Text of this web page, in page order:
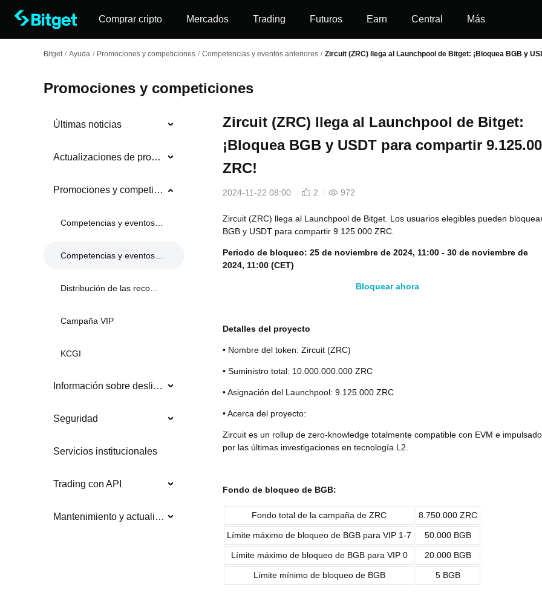
Comprar cripto Mercados Trading Futuros Earn Central Más
Bitget / Ayuda / Promociones y competiciones / Competencias y eventos anteriores / Zircuit (ZRC) llega al Launchpool de Bitget: ¡Bloquea BGB y
Promociones y competiciones
Últimas noticias
Actualizaciones de producto
Promociones y competiciones
Competencias y eventos en curso
Competencias y eventos anteriores
Distribución de las recompensas
Campaña VIP
KCGI
Información sobre deslistados
Seguridad
Servicios institucionales
Trading con API
Mantenimiento y actualizaciones del sistema
Zircuit (ZRC) llega al Launchpool de Bitget:
¡Bloquea BGB y USDT para compartir
ZRC!
2024-11-22 08:00 2 972
Zircuit (ZRC) llega al Launchpool de Bitget. Los usuarios elegibles pueden
BGB y USDT para compartir 9.125.000 ZRC.
Periodo de bloqueo: 25 de noviembre de 2024, 11:00 - 30 de noviembre de
2024, 11:00 (CET)
Bloquear ahora
Detalles del proyecto
• Nombre del token: Zircuit (ZRC)
• Suministro total: 10.000.000.000 ZRC
• Asignación del Launchpool: 9.125.000 ZRC
• Acerca del proyecto:
Zircuit es un rollup de zero-knowledge totalmente compatible con ‍EVM e impulsado
por las últimas investigaciones en tecnología L2.
Fondo de bloqueo de BGB:
Fondo total de la campaña de ZRC 8.750.000 ZRC
Límite máximo de bloqueo de BGB para VIP 1-7 50.000 BGB
Límite máximo de bloqueo de BGB para VIP 0 20.000 BGB
Límite mínimo de bloqueo de BGB 5 BGB